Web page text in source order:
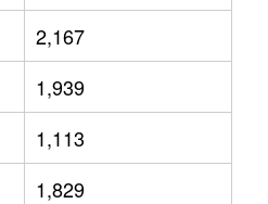
2,167
1,939
1,113
1,829